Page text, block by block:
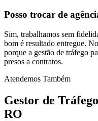
Posso trocar de
Sim, trabalhamos sem
bom é resultado entregue.
porque a gestão de tráfego
presos a contratos.
Atendemos Também
Gestor de Tráfego
RO